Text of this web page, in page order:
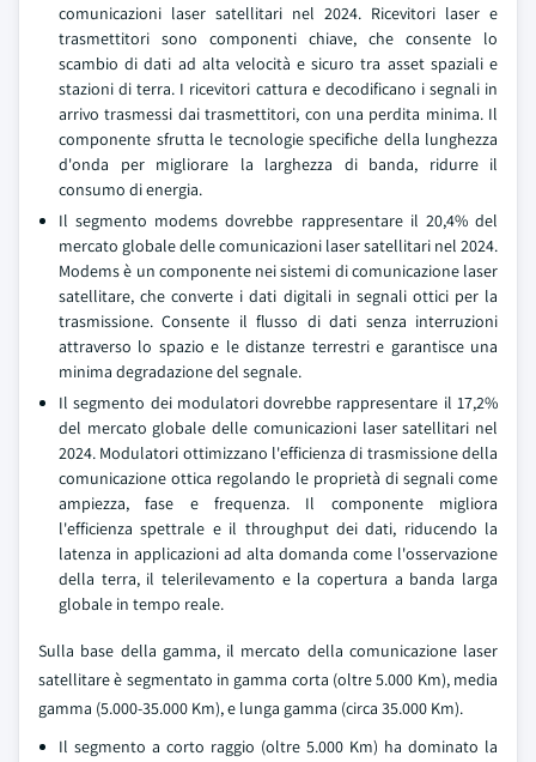
comunicazioni laser satellitari nel 2024. Ricevitori laser e
trasmettitori sono componenti chiave, che consente lo
scambio di dati ad alta velocità e sicuro tra asset spaziali e
stazioni di terra. I ricevitori cattura e decodificano i segnali in
arrivo trasmessi dai trasmettitori, con una perdita minima. Il
componente sfrutta le tecnologie specifiche della lunghezza
d'onda per migliorare la larghezza di banda, ridurre il
consumo di energia.
Il segmento modems dovrebbe rappresentare il 20,4% del
mercato globale delle comunicazioni laser satellitari nel 2024.
Modems è un componente nei sistemi di comunicazione laser
satellitare, che converte i dati digitali in segnali ottici per la
trasmissione. Consente il flusso di dati senza interruzioni
attraverso lo spazio e le distanze terrestri e garantisce una
minima degradazione del segnale.
Il segmento dei modulatori dovrebbe rappresentare il 17,2%
del mercato globale delle comunicazioni laser satellitari nel
2024. Modulatori ottimizzano l'efficienza di trasmissione della
comunicazione ottica regolando le proprietà di segnali come
ampiezza, fase e frequenza. Il componente migliora
l'efficienza spettrale e il throughput dei dati, riducendo la
latenza in applicazioni ad alta domanda come l'osservazione
della terra, il telerilevamento e la copertura a banda larga
globale in tempo reale.
Sulla base della gamma, il mercato della comunicazione laser
satellitare è segmentato in gamma corta (oltre 5.000 Km), media
gamma (5.000-35.000 Km), e lunga gamma (circa 35.000 Km).
Il segmento a corto raggio (oltre 5.000 Km) ha dominato la